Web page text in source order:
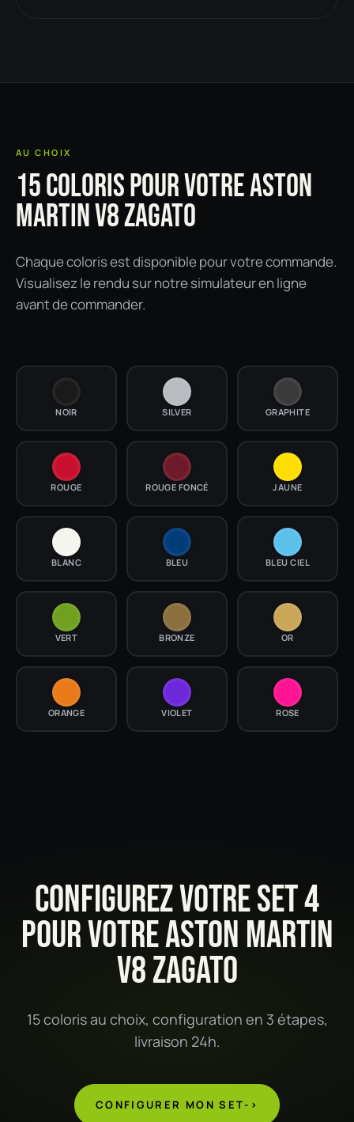
AU CHOIX
15 COLORIS POUR VOTRE ASTON
MARTIN V8 ZAGATO
Chaque coloris est disponible pour votre commande.
Visualisez le rendu sur notre simulateur en ligne
avant de commander.
NOIR SILVER GRAPHITE
ROUGE ROUGE FONCÉ JAUNE
BLANC BLEU BLEU CIEL
VERT BRONZE OR
ORANGE VIOLET ROSE
CONFIGUREZ VOTRE SET 4
POUR VOTRE ASTON MARTIN
V8 ZAGATO
15 coloris au choix, configuration en 3 étapes,
livraison 24h.
CONFIGURER MON SET->